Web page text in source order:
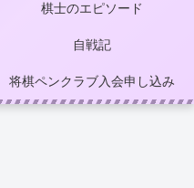
棋士のエピソード
自戦記
将棋ペンクラブ入会申し込み